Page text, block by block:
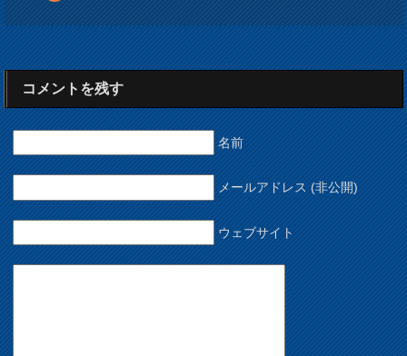
コメントを残す
名前
メールアドレス (非公開)
ウェブサイト